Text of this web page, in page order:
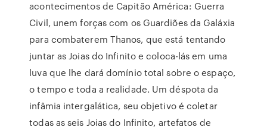
acontecimentos de Capitão América: Guerra
Civil, unem forças com os Guardiões da Galáxia
para combaterem Thanos, que está tentando
juntar as Joias do Infinito e coloca-lás em uma
luva que lhe dará domínio total sobre o espaço,
o tempo e toda a realidade. Um déspota da
infâmia intergalática, seu objetivo é coletar
todas as seis Joias do Infinito, artefatos de